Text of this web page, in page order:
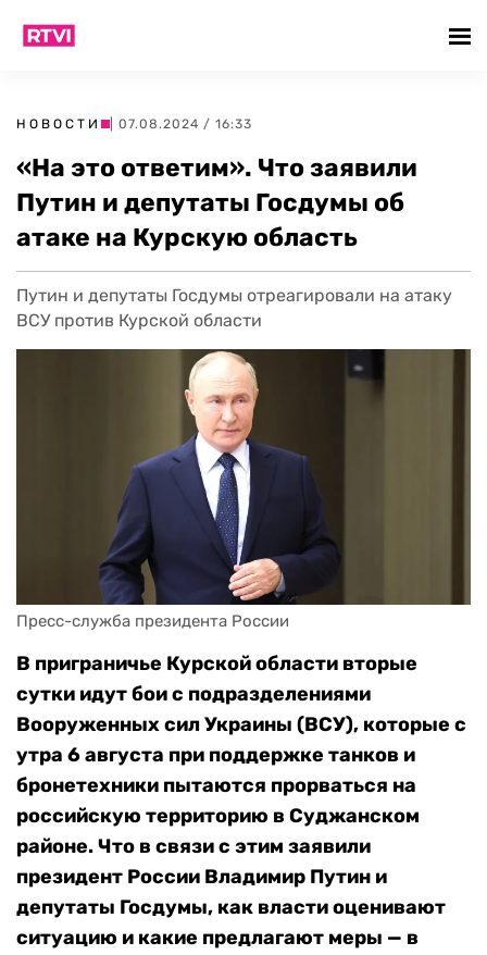
НОВОСТИ | 07.08.2024 / 16:33
«На это ответим». Что заявили
Путин и депутаты Госдумы об
атаке на Курскую область
Путин и депутаты Госдумы отреагировали на атаку
ВСУ против Курской области
Пресс-служба президента России
В приграничье Курской области вторые
сутки идут бои с подразделениями
Вооруженных сил Украины (ВСУ), которые с
утра 6 августа при поддержке танков и
бронетехники пытаются прорваться на
российскую территорию в Суджанском
районе. Что в связи с этим заявили
президент России Владимир Путин и
депутаты Госдумы, как власти оценивают
ситуацию и какие предлагают меры — в